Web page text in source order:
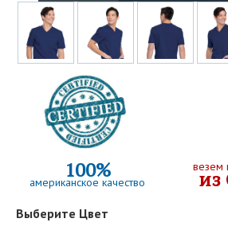
100%
американское качество
везем
Выберите Цвет